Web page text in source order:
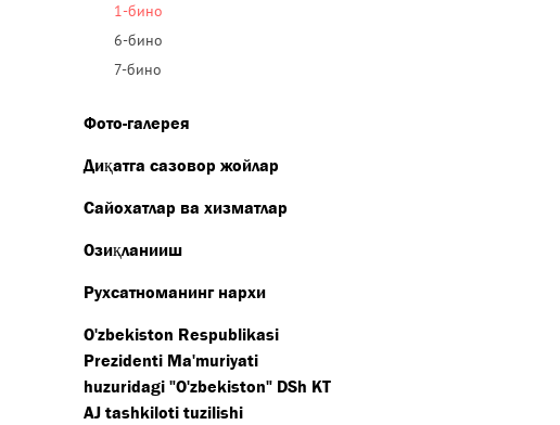
1-бино
6-бино
7-бино
Фото-галерея
Диқатга сазовор жойлар
Сайохатлар ва хизматлар
Озиқланииш
Рухсатноманинг нархи
O'zbekiston Respublikasi
Prezidenti Ma'muriyati
huzuridagi "O'zbekiston" DSh KT
AJ tashkiloti tuzilishi